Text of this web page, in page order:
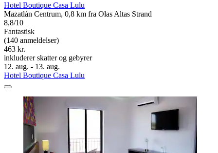
Hotel Boutique Casa Lulu
Mazatlán Centrum, 0,8 km fra Olas Altas Strand
8,8/10
Fantastisk
(140 anmeldelser)
463 kr.
inkluderer skatter og gebyrer
12. aug. - 13. aug.
Hotel Boutique Casa Lulu